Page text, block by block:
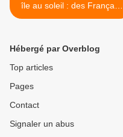
île au soleil : des Français
réalisent leur rêve ! Ce soir
Hébergé par Overblog
Top articles
Pages
Contact
Signaler un abus